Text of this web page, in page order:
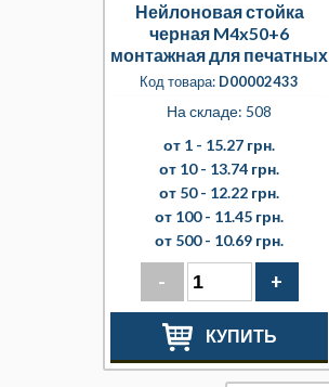
Нейлоновая стойка
черная M4x50+6
монтажная для печатных
плат
Код товара: D00002433
На складе: 508
от 1 - 15.27 грн.
от 10 - 13.74 грн.
от 50 - 12.22 грн.
от 100 - 11.45 грн.
от 500 - 10.69 грн.
- +
КУПИТЬ